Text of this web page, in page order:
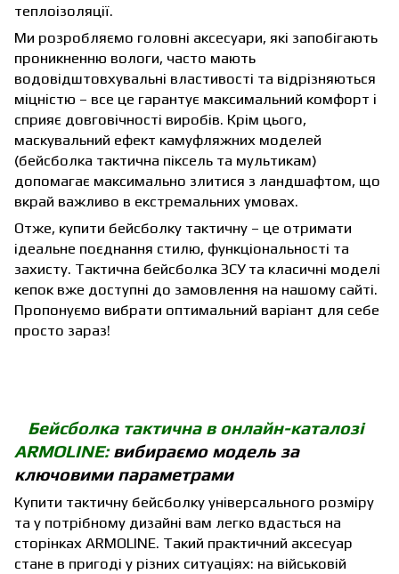
теплоізоляції.
Ми розробляємо головні аксесуари, які запобігають
проникненню вологи, часто мають
водовідштовхувальні властивості та відрізняються
міцністю – все це гарантує максимальний комфорт і
сприяє довговічності виробів. Крім цього,
маскувальний ефект камуфляжних моделей
(бейсболка тактична піксель та мультикам)
допомагає максимально злитися з ландшафтом, що
вкрай важливо в екстремальних умовах.
Отже, купити бейсболку тактичну – це отримати
ідеальне поєднання стилю, функціональності та
захисту. Тактична бейсболка ЗСУ та класичні моделі
кепок вже доступні до замовлення на нашому сайті.
Пропонуємо вибрати оптимальний варіант для себе
просто зараз!
Бейсболка тактична в онлайн-каталозі
ARMOLINE:вибираємо модель за
ключовими параметрами
Купити тактичну бейсболку універсального розміру
та у потрібному дизайні вам легко вдасться на
сторінках ARMOLINE. Такий практичний аксесуар
стане в пригоді у різних ситуаціях: на військовій